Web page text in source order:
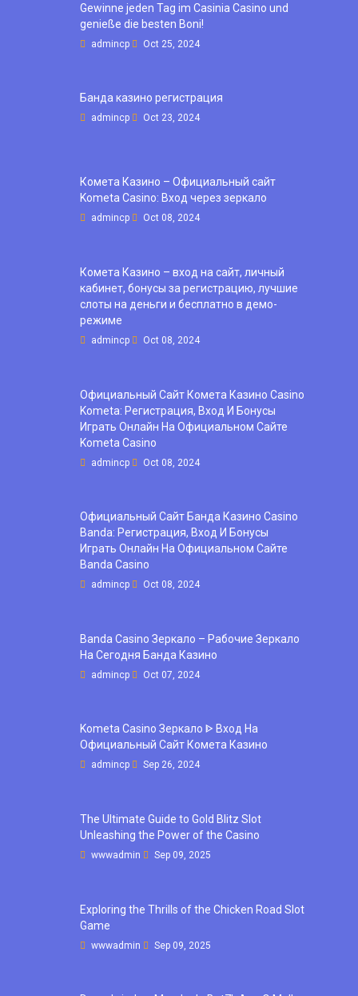
Gewinne jeden Tag im Casinia Casino und
genieße die besten Boni!
admincp Oct 25, 2024
Банда казино регистрация
admincp Oct 23, 2024
Комета Казино – Официальный сайт
Kometa Casino: Вход через зеркало
admincp Oct 08, 2024
Комета Казино – вход на сайт, личный
кабинет, бонусы за регистрацию, лучшие
слоты на деньги и бесплатно в демо-
режиме
admincp Oct 08, 2024
Официальный Сайт Комета Казино Casino
Kometa: Регистрация, Вход И Бонусы ️
Играть Онлайн На Официальном Сайте
Kometa Casino
admincp Oct 08, 2024
Официальный Сайт Банда Казино Casino
Banda: Регистрация, Вход И Бонусы ️
Играть Онлайн На Официальном Сайте
Banda Casino
admincp Oct 08, 2024
Banda Casino Зеркало – Рабочие Зеркало
На Сегодня Банда Казино
admincp Oct 07, 2024
Kometa Casino Зеркало ᐈ Вход На
Официальный Сайт Комета Казино
admincp Sep 26, 2024
The Ultimate Guide to Gold Blitz Slot
Unleashing the Power of the Casino
wwwadmin Sep 09, 2025
Exploring the Thrills of the Chicken Road Slot
Game
wwwadmin Sep 09, 2025